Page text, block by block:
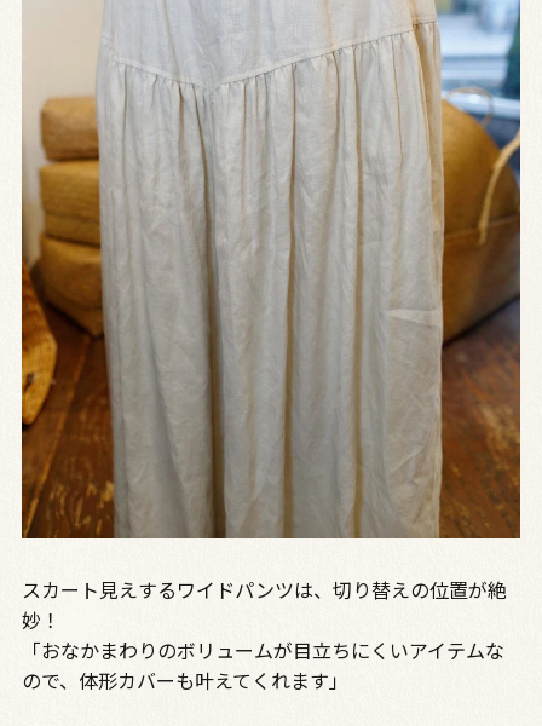
スカート見えするワイドパンツは、切り替えの位置が絶
妙！
「おなかまわりのボリュームが目立ちにくいアイテムな
ので、体形カバーも叶えてくれます」